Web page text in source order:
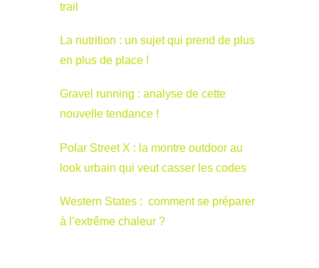
trail
La nutrition : un sujet qui prend de plus
en plus de place !
Gravel running : analyse de cette
nouvelle tendance !
Polar Street X : la montre outdoor au
look urbain qui veut casser les codes
Western States : comment se préparer
à l’extrême chaleur ?